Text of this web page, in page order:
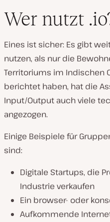
Wer nutzt
Eines ist sicher: Es gibt
nutzen, als nur die
Territoriums im Indischen
berichtet haben, hat die
Input/Output auch viele
angezogen.
Einige Beispiele für
sind:
Digitale Startups, die
Industrie verkaufen
Ein browser- oder
Aufkommende